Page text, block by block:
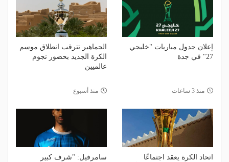
إعلان جدول مباريات "خليجي
27" في جدة
منذ 3 ساعات
الجماهير تترقب انطلاق موسم
الكرة الجديد بحضور نجوم
عالميين
منذ أسبوع
اتحاد الكرة يعقد اجتماعًا
سامرفيل: "شرف كبير